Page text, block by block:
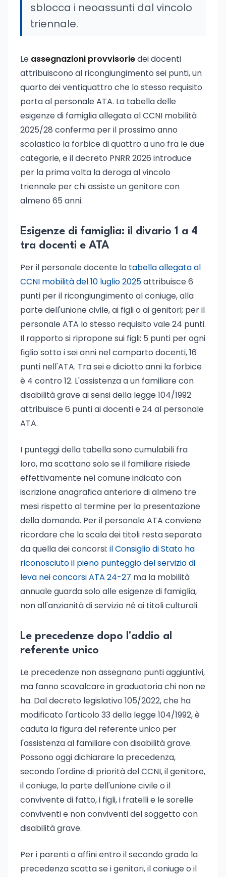
sblocca i neoassunti dal vincolo
triennale.
Le assegnazioni provvisoriedei docenti
attribuiscono al ricongiungimento sei punti, un
quarto dei ventiquattro che lo stesso requisito
porta al personale ATA. La tabella delle
esigenze di famiglia allegata al CCNI mobilità
2025/28 conferma per il prossimo anno
scolastico la forbice di quattro a uno fra le due
categorie, e il decreto PNRR 2026 introduce
per la prima volta la deroga al vincolo
triennale per chi assiste un genitore con
almeno 65 anni.
Esigenze di famiglia: il divario 1 a 4
tra docenti e ATA
Per il personale docente la tabella allegata al
CCNI mobilità del 10 luglio 2025attribuisce 6
punti per il ricongiungimento al coniuge, alla
parte dell'unione civile, ai figli o ai genitori; per il
personale ATA lo stesso requisito vale 24 punti.
Il rapporto si ripropone sui figli: 5 punti per ogni
figlio sotto i sei anni nel comparto docenti, 16
punti nell'ATA. Tra sei e diciotto anni la forbice
è 4 contro 12. L'assistenza a un familiare con
disabilità grave ai sensi della legge 104/1992
attribuisce 6 punti ai docenti e 24 al personale
ATA.
I punteggi della tabella sono cumulabili fra
loro, ma scattano solo se il familiare risiede
effettivamente nel comune indicato con
iscrizione anagrafica anteriore di almeno tre
mesi rispetto al termine per la presentazione
della domanda. Per il personale ATA conviene
ricordare che la scala dei titoli resta separata
da quella dei concorsi: il Consiglio di Stato ha
riconosciuto il pieno punteggio del servizio di
leva nei concorsi ATA 24-27 ma la mobilità
annuale guarda solo alle esigenze di famiglia,
non all'anzianità di servizio né ai titoli culturali.
Le precedenze dopo l'addio al
referente unico
Le precedenze non assegnano punti aggiuntivi,
ma fanno scavalcare in graduatoria chi non ne
ha. Dal decreto legislativo 105/2022, che ha
modificato l'articolo 33 della legge 104/1992, è
caduta la figura del referente unico per
l'assistenza al familiare con disabilità grave.
Possono oggi dichiarare la precedenza,
secondo l'ordine di priorità del CCNI, il genitore,
il coniuge, la parte dell'unione civile o il
convivente di fatto, i figli, i fratelli e le sorelle
conviventi e non conviventi del soggetto con
disabilità grave.
Per i parenti o affini entro il secondo grado la
precedenza scatta se i genitori, il coniuge o il